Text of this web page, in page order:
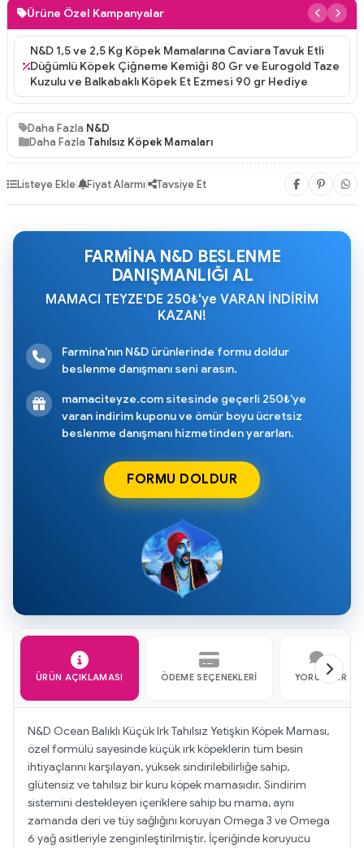
Ürüne Özel Kampanyalar
N&D 1,5 ve 2,5 Kg Köpek Mamalarına Caviara Tavuk Etli
Düğümlü Köpek Çiğneme Kemiği 80 Gr ve Eurogold Taze
Kuzulu ve Balkabaklı Köpek Et Ezmesi 90 gr Hediye
Daha Fazla N&D
Daha Fazla Tahılsız Köpek Mamaları
Listeye Ekle| Fiyat Alarmı| Tavsiye Et
FARMİNA N&D BESLENME
DANIŞMANLIĞI AL
MAMACI TEYZE'DE 250₺'ye VARAN İNDİRİM
KAZAN!
Farmina'nın N&D ürünlerinde formu doldur
beslenme danışmanı seni arasın.
mamaciteyze.com sitesinde geçerli 250₺'ye
varan indirim kuponu ve ömür boyu ücretsiz
beslenme danışmanı hizmetinden yararlan.
FORMU DOLDUR
ÜRÜN AÇIKLAMASI ÖDEME SEÇENEKLERI YORUMLAR
N&D Ocean Balıklı Küçük Irk Tahılsız Yetişkin Köpek Maması,
özel formülü sayesinde küçük ırk köpeklerin tüm besin
ihtiyaçlarını karşılayan, yüksek sindirilebilirliğe sahip,
glütensiz ve tahılsız bir kuru köpek mamasıdır. Sindirim
sistemini destekleyen içeriklere sahip bu mama, aynı
zamanda deri ve tüy sağlığını koruyan Omega 3 ve Omega
6 yağ asitleriyle zenginleştirilmiştir. İçeriğinde koruyucu